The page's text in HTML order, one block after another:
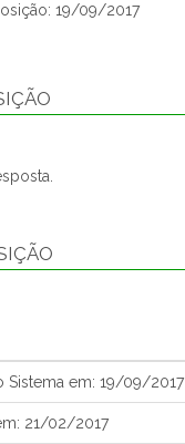
19/09/2017
Sistema em: 19/09/2017
21/02/2017